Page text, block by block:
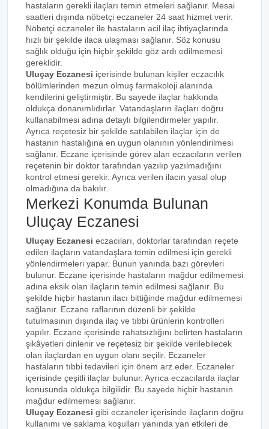
hastaların gerekli ilaçları temin etmeleri sağlanır. Mesai
saatleri dışında nöbetçi eczaneler 24 saat hizmet verir.
Nöbetçi eczaneler ile hastaların acil ilaç ihtiyaçlarında
hızlı bir şekilde ilaca ulaşması sağlanır. Söz konusu
sağlık olduğu için hiçbir şekilde göz ardı edilmemesi
gereklidir.
Uluçay Eczanesi içerisinde bulunan kişiler eczacılık
bölümlerinden mezun olmuş farmakoloji alanında
kendilerini geliştirmiştir. Bu sayede ilaçlar hakkında
oldukça donanımlıdırlar. Vatandaşların ilaçları doğru
kullanabilmesi adına detaylı bilgilendirmeler yapılır.
Ayrıca reçetesiz bir şekilde satılabilen ilaçlar için de
hastanın hastalığına en uygun olanının yönlendirilmesi
sağlanır. Eczane içerisinde görev alan eczacıların verilen
reçetenin bir doktor tarafından yazılıp yazılmadığını
kontrol etmesi gerekir. Ayrıca verilen ilacın yasal olup
olmadığına da bakılır.
Merkezi Konumda Bulunan
Uluçay Eczanesi
Uluçay Eczanesi eczacıları, doktorlar tarafından reçete
edilen ilaçların vatandaşlara temin edilmesi için gerekli
yönlendirmeleri yapar. Bunun yanında bazı görevleri
bulunur. Eczane içerisinde hastaların mağdur edilmemesi
adına eksik olan ilaçların temin edilmesi sağlanır. Bu
şekilde hiçbir hastanın ilacı bittiğinde mağdur edilmemesi
sağlanır. Eczane raflarının düzenli bir şekilde
tutulmasının dışında ilaç ve tıbbi ürünlerin kontrolleri
yapılır. Eczane içerisinde rahatsızlığını belirten hastaların
şikâyetleri dinlenir ve reçetesiz bir şekilde verilebilecek
olan ilaçlardan en uygun olanı seçilir. Eczaneler
hastaların tıbbi tedavileri için önem arz eder. Eczaneler
içerisinde çeşitli ilaçlar bulunur. Ayrıca eczacılarda ilaçlar
konusunda oldukça bilgilidir. Bu sayede hiçbir hastanın
mağdur edilmemesi sağlanır.
Uluçay Eczanesi gibi eczaneler içerisinde ilaçların doğru
kullanımı ve saklama koşulları yanında yan etkileri de